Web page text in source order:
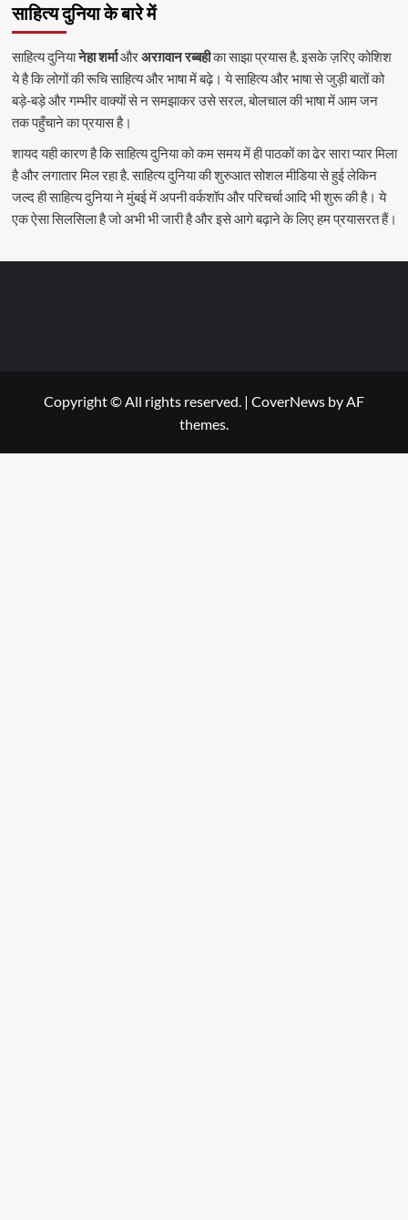
साहित्य दुनिया के बारे में
साहित्य दुनियानेहा शर्माऔरअरग़वान रब्बहीका साझा प्रयास है. इसके ज़रिए कोशिश
ये है कि लोगों की रूचि साहित्य और भाषा में बढ़े। ये साहित्य और भाषा से जुड़ी बातों को
बड़े-बड़े और गम्भीर वाक्यों से न समझाकर उसे सरल, बोलचाल की भाषा में आम जन
तक पहुँचाने का प्रयास है।
शायद यही कारण है कि साहित्य दुनिया को कम समय में ही पाठकों का ढेर सारा प्यार मिला
है और लगातार मिल रहा है. साहित्य दुनिया की शुरुआत सोशल मीडिया से हुई लेकिन
जल्द ही साहित्य दुनिया ने मुंबई में अपनी वर्कशॉप और परिचर्चा आदि भी शुरू की है। ये
एक ऐसा सिलसिला है जो अभी भी जारी है और इसे आगे बढ़ाने के लिए हम प्रयासरत हैं।
Copyright © All rights reserved. | CoverNews by AF
themes.